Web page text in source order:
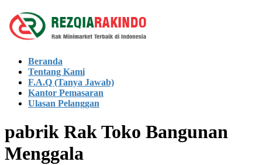
Skip
to
the
Skip
to
the
Beranda
Tentang Kami
F.A.Q (Tanya Jawab)
Kantor Pemasaran
Ulasan Pelanggan
pabrik Rak Toko Bangunan
Menggala